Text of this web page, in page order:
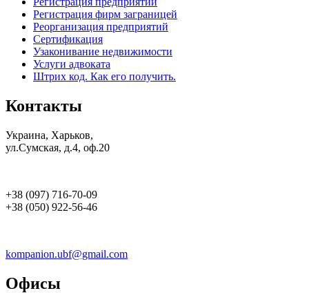
Регистрация фирм заграницей
Реорганизация предприятий
Сертификация
Узаконивание недвижимости
Услуги адвоката
Штрих код. Как его получить.
Контакты
Украина, Харьков,
ул.Сумская, д.4, оф.20
+38 (097) 716-70-09
+38 (050) 922-56-46
kompanion.ubf@gmail.com
Офисы